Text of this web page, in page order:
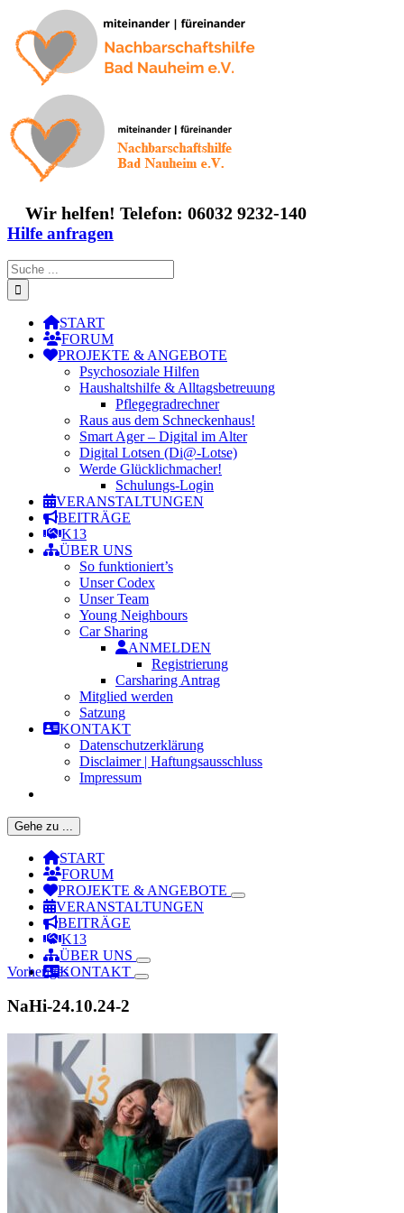
Inhalt
springen
Wir helfen! Telefon: 06032 9232-140
Hilfe anfragen
Suche
nach:
START
FORUM
PROJEKTE & ANGEBOTE
Psychosoziale Hilfen
Haushaltshilfe & Alltagsbetreuung
Pflegegradrechner
Raus aus dem Schneckenhaus!
Smart Ager – Digital im Alter
Digital Lotsen (Di@-Lotse)
Werde Glücklichmacher!
Schulungs-Login
VERANSTALTUNGEN
BEITRÄGE
K13
ÜBER UNS
So funktioniert’s
Unser Codex
Unser Team
Young Neighbours
Car Sharing
ANMELDEN
Registrierung
Carsharing Antrag
Mitglied werden
Satzung
KONTAKT
Datenschutzerklärung
Disclaimer | Haftungsausschluss
Impressum
Gehe zu ...
START
FORUM
PROJEKTE & ANGEBOTE
VERANSTALTUNGEN
BEITRÄGE
K13
ÜBER UNS
KONTAKT
Vorheriges
NaHi-24.10.24-2